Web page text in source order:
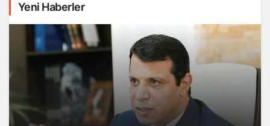
Yeni Haberler